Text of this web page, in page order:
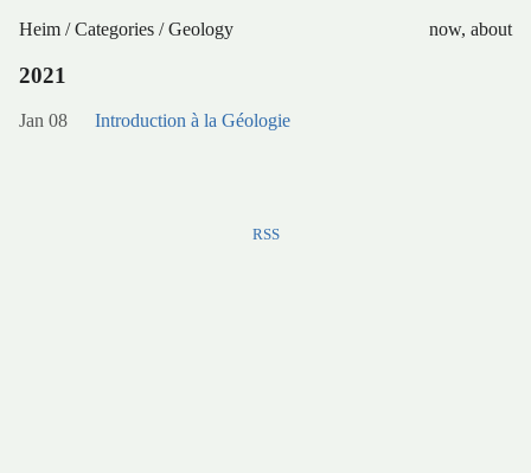
Heim /Categories /Geology now, about
2021
Jan 08 Introduction à la Géologie
RSS